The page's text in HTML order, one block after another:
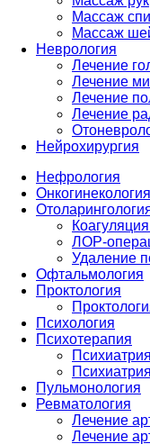
Массаж
Массаж
Неврология
Лечение
Лечение
Лечение
Лечение
Нейрохирургия
Нефрология
Онкогинекология
ЛОР-
Удаление
Офтальмология
Проктология
Психология
Психотерапия
Психиатрия
Пульмонология
Ревматология
Лечение
Лечение